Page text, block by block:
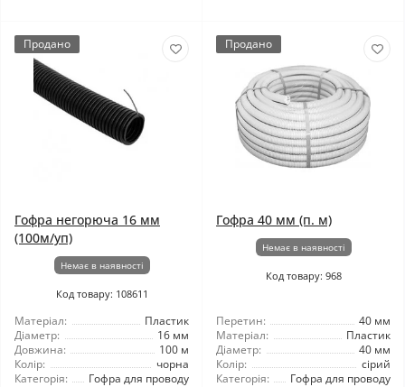
Продано
Гофра негорюча 16 мм
(100м/уп)
Немає в наявності
Код товару: 108611
Матеріал:
Пластик
Діаметр:
16 мм
Довжина:
100 м
Колір:
чорна
Категорія:
Гофра для проводу
Продано
Гофра 40 мм (п. м)
Немає в наявності
Код товару: 968
Перетин:
40 мм
Матеріал:
Пластик
Діаметр:
40 мм
Колір:
сірий
Категорія:
Гофра для проводу